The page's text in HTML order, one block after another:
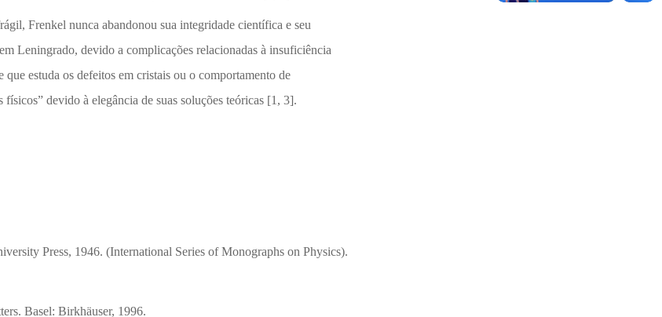
Frenkel nunca abandonou sua integridade científica e seu
Leningrado, devido a complicações relacionadas à insuficiência
estuda os defeitos em cristais ou o comportamento de
devido à elegância de suas soluções teóricas [1, 3].
Press, 1946. (International Series of Monographs on Physics).
Basel: Birkhäuser, 1996.